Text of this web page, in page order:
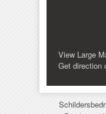
View Large
Get direction